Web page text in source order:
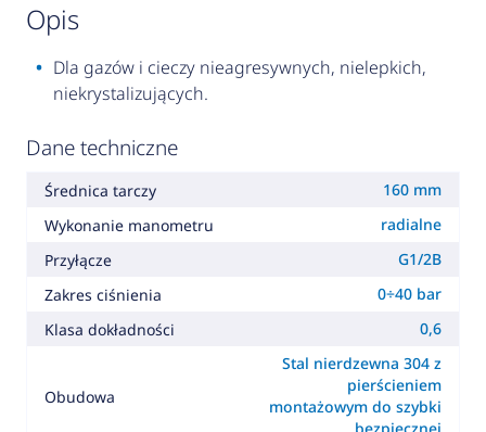
opis
Dla gazów i cieczy nieagresywnych, nielepkich,
niekrystalizujących.
Dane techniczne
Średnica tarczy
160 mm
Wykonanie manometru
radialne
Przyłącze
G1/2B
Zakres ciśnienia
0÷40 bar
Klasa dokładności
0,6
Obudowa
Stal nierdzewna 304 z
pierścieniem
montażowym do szybki